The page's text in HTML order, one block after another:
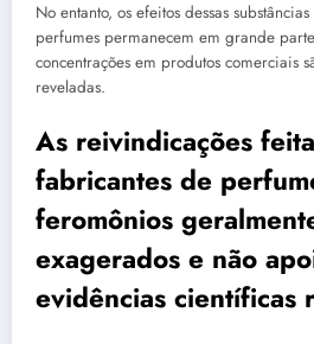
No entanto, os efeitos dessas
perfumes permanecem em grande
concentrações em produtos comerciais
reveladas.
As reivindicações
fabricantes de
feromônios
exagerados e não
evidências científicas